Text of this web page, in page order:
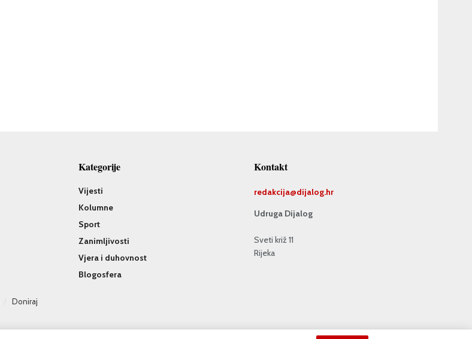
Kategorije
Vijesti
Kolumne
Sport
Zanimljivosti
Vjera i duhovnost
Blogosfera
Kontakt
redakcija@dijalog.hr
Udruga Dijalog
Sveti križ 11
Rijeka
Doniraj